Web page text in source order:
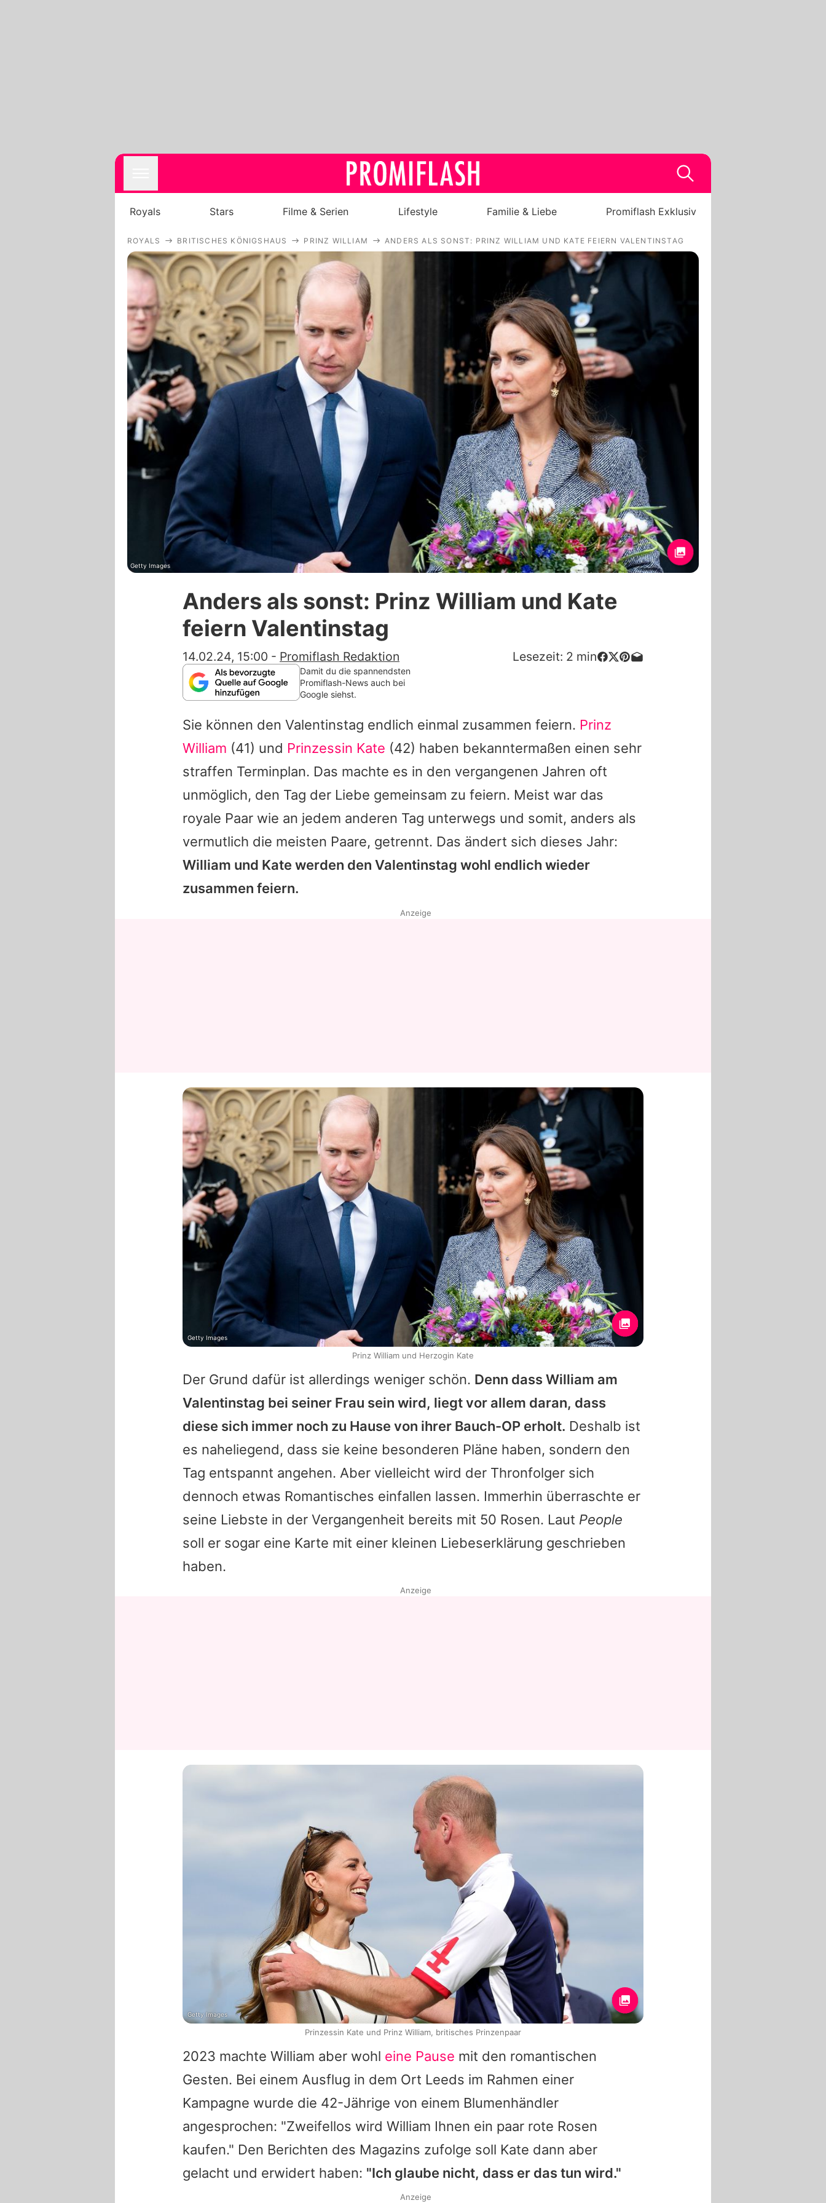
Royals
Familie & Liebe
Promiflash Exklusiv
Alle Themen auf Promiflash
App runterladen
Team
Redaktionelle Richtlinien
Impressum
Datenschutzerklärung
Nutzungsbedingungen
Utiq verwalten
Royals Stars Filme & Serien Lifestyle Familie & Liebe Promiflash Exklusiv
ROYALS BRITISCHES KÖNIGSHAUS PRINZ WILLIAM ANDERS ALS SONST: PRINZ WILLIAM UND KATE FEIERN VALENTINSTAG
Getty Images
Anders als sonst: Prinz William und Kate
feiern Valentinstag
14.02.24, 15:00 - Promiflash Redaktion Lesezeit: 2 min
Damit du die spannendsten
Promiflash-News auch bei
Google siehst.
Sie können den Valentinstag endlich einmal zusammen feiern. Prinz
William (41) und Prinzessin Kate (42) haben bekanntermaßen einen sehr
straffen Terminplan. Das machte es in den vergangenen Jahren oft
unmöglich, den Tag der Liebe gemeinsam zu feiern. Meist war das
royale Paar wie an jedem anderen Tag unterwegs und somit, anders als
vermutlich die meisten Paare, getrennt. Das ändert sich dieses Jahr:
William und Kate werden den Valentinstag wohl endlich wieder
zusammen feiern.
Der Grund dafür ist allerdings weniger schön. Denn dass William am
Valentinstag bei seiner Frau sein wird, liegt vor allem daran, dass
diese sich immer noch zu Hause von ihrer Bauch-OP erholt. Deshalb ist
es naheliegend, dass sie keine besonderen Pläne haben, sondern den
Tag entspannt angehen. Aber vielleicht wird der Thronfolger sich
dennoch etwas Romantisches einfallen lassen. Immerhin überraschte er
seine Liebste in der Vergangenheit bereits mit 50 Rosen. Laut People
soll er sogar eine Karte mit einer kleinen Liebeserklärung geschrieben
haben.
2023 machte William aber wohl eine Pause mit den romantischen
Gesten. Bei einem Ausflug in dem Ort Leeds im Rahmen einer
Kampagne wurde die 42-Jährige von einem Blumenhändler
angesprochen: "Zweifellos wird William Ihnen ein paar rote Rosen
kaufen." Den Berichten des Magazins zufolge soll Kate dann aber
gelacht und erwidert haben: "Ich glaube nicht, dass er das tun wird."
Anzeige
Getty Images
Prinz William und Herzogin Kate
Anzeige
Getty Images
Prinzessin Kate und Prinz William, britisches Prinzenpaar
Anzeige